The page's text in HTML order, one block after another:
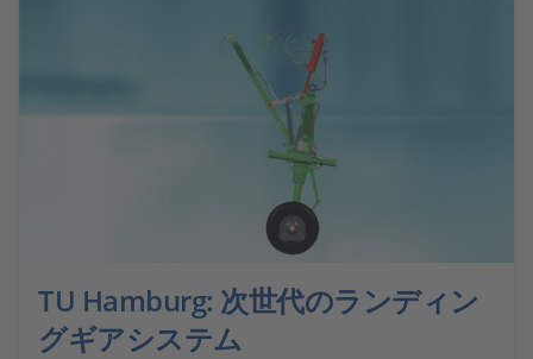
TU Hamburg: 次世代のランディン
グギアシステム